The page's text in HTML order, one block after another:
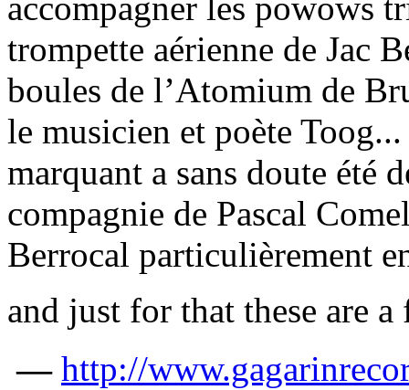
trompette aérienne de Jac
boules de l’Atomium de
le musicien et poète
marquant a sans doute été
compagnie de Pascal
Berrocal particulièrement
and just for that these are
— http://